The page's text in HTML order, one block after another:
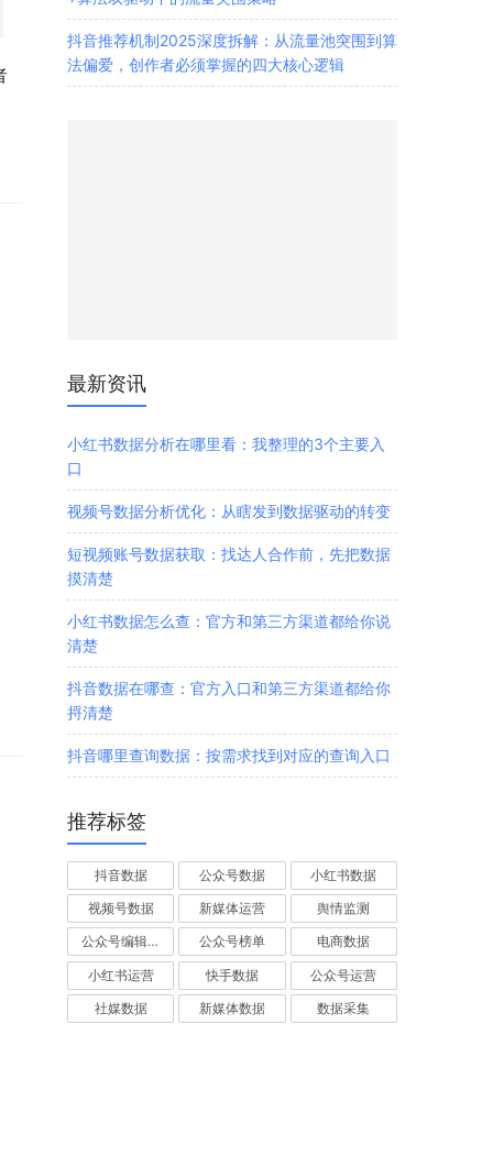
抖音推荐机制2025深度拆解：从流量池突围到算
法偏爱，创作者必须掌握的四大核心逻辑
最新资讯
小红书数据分析在哪里看：我整理的3个主要入
口
视频号数据分析优化：从瞎发到数据驱动的转变
短视频账号数据获取：找达人合作前，先把数据
摸清楚
小红书数据怎么查：官方和第三方渠道都给你说
清楚
抖音数据在哪查：官方入口和第三方渠道都给你
捋清楚
抖音哪里查询数据：按需求找到对应的查询入口
推荐标签
抖音数据 公众号数据 小红书数据
视频号数据 新媒体运营 舆情监测
公众号编辑器 公众号榜单 电商数据
小红书运营 快手数据 公众号运营
社媒数据 新媒体数据 数据采集